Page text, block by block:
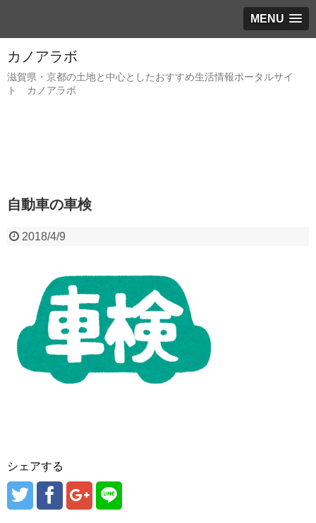
MENU
カノアラボ
滋賀県・京都の土地と中心としたおすすめ生活情報ポータルサイ
ト カノアラボ
自動車の車検
2018/4/9
シェアする